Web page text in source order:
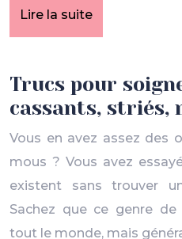
Lire la suite
Trucs pour
cassants, striés,
Vous en avez assez des
mous ? Vous avez
existent sans trouver
Sachez que ce genre
tout le monde, mais